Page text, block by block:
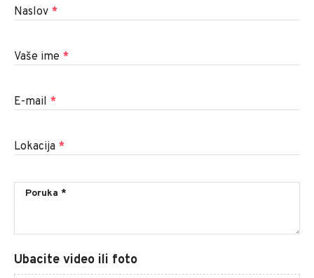
Naslov *
Vaše ime *
E-mail *
Lokacija *
Ubacite video ili foto